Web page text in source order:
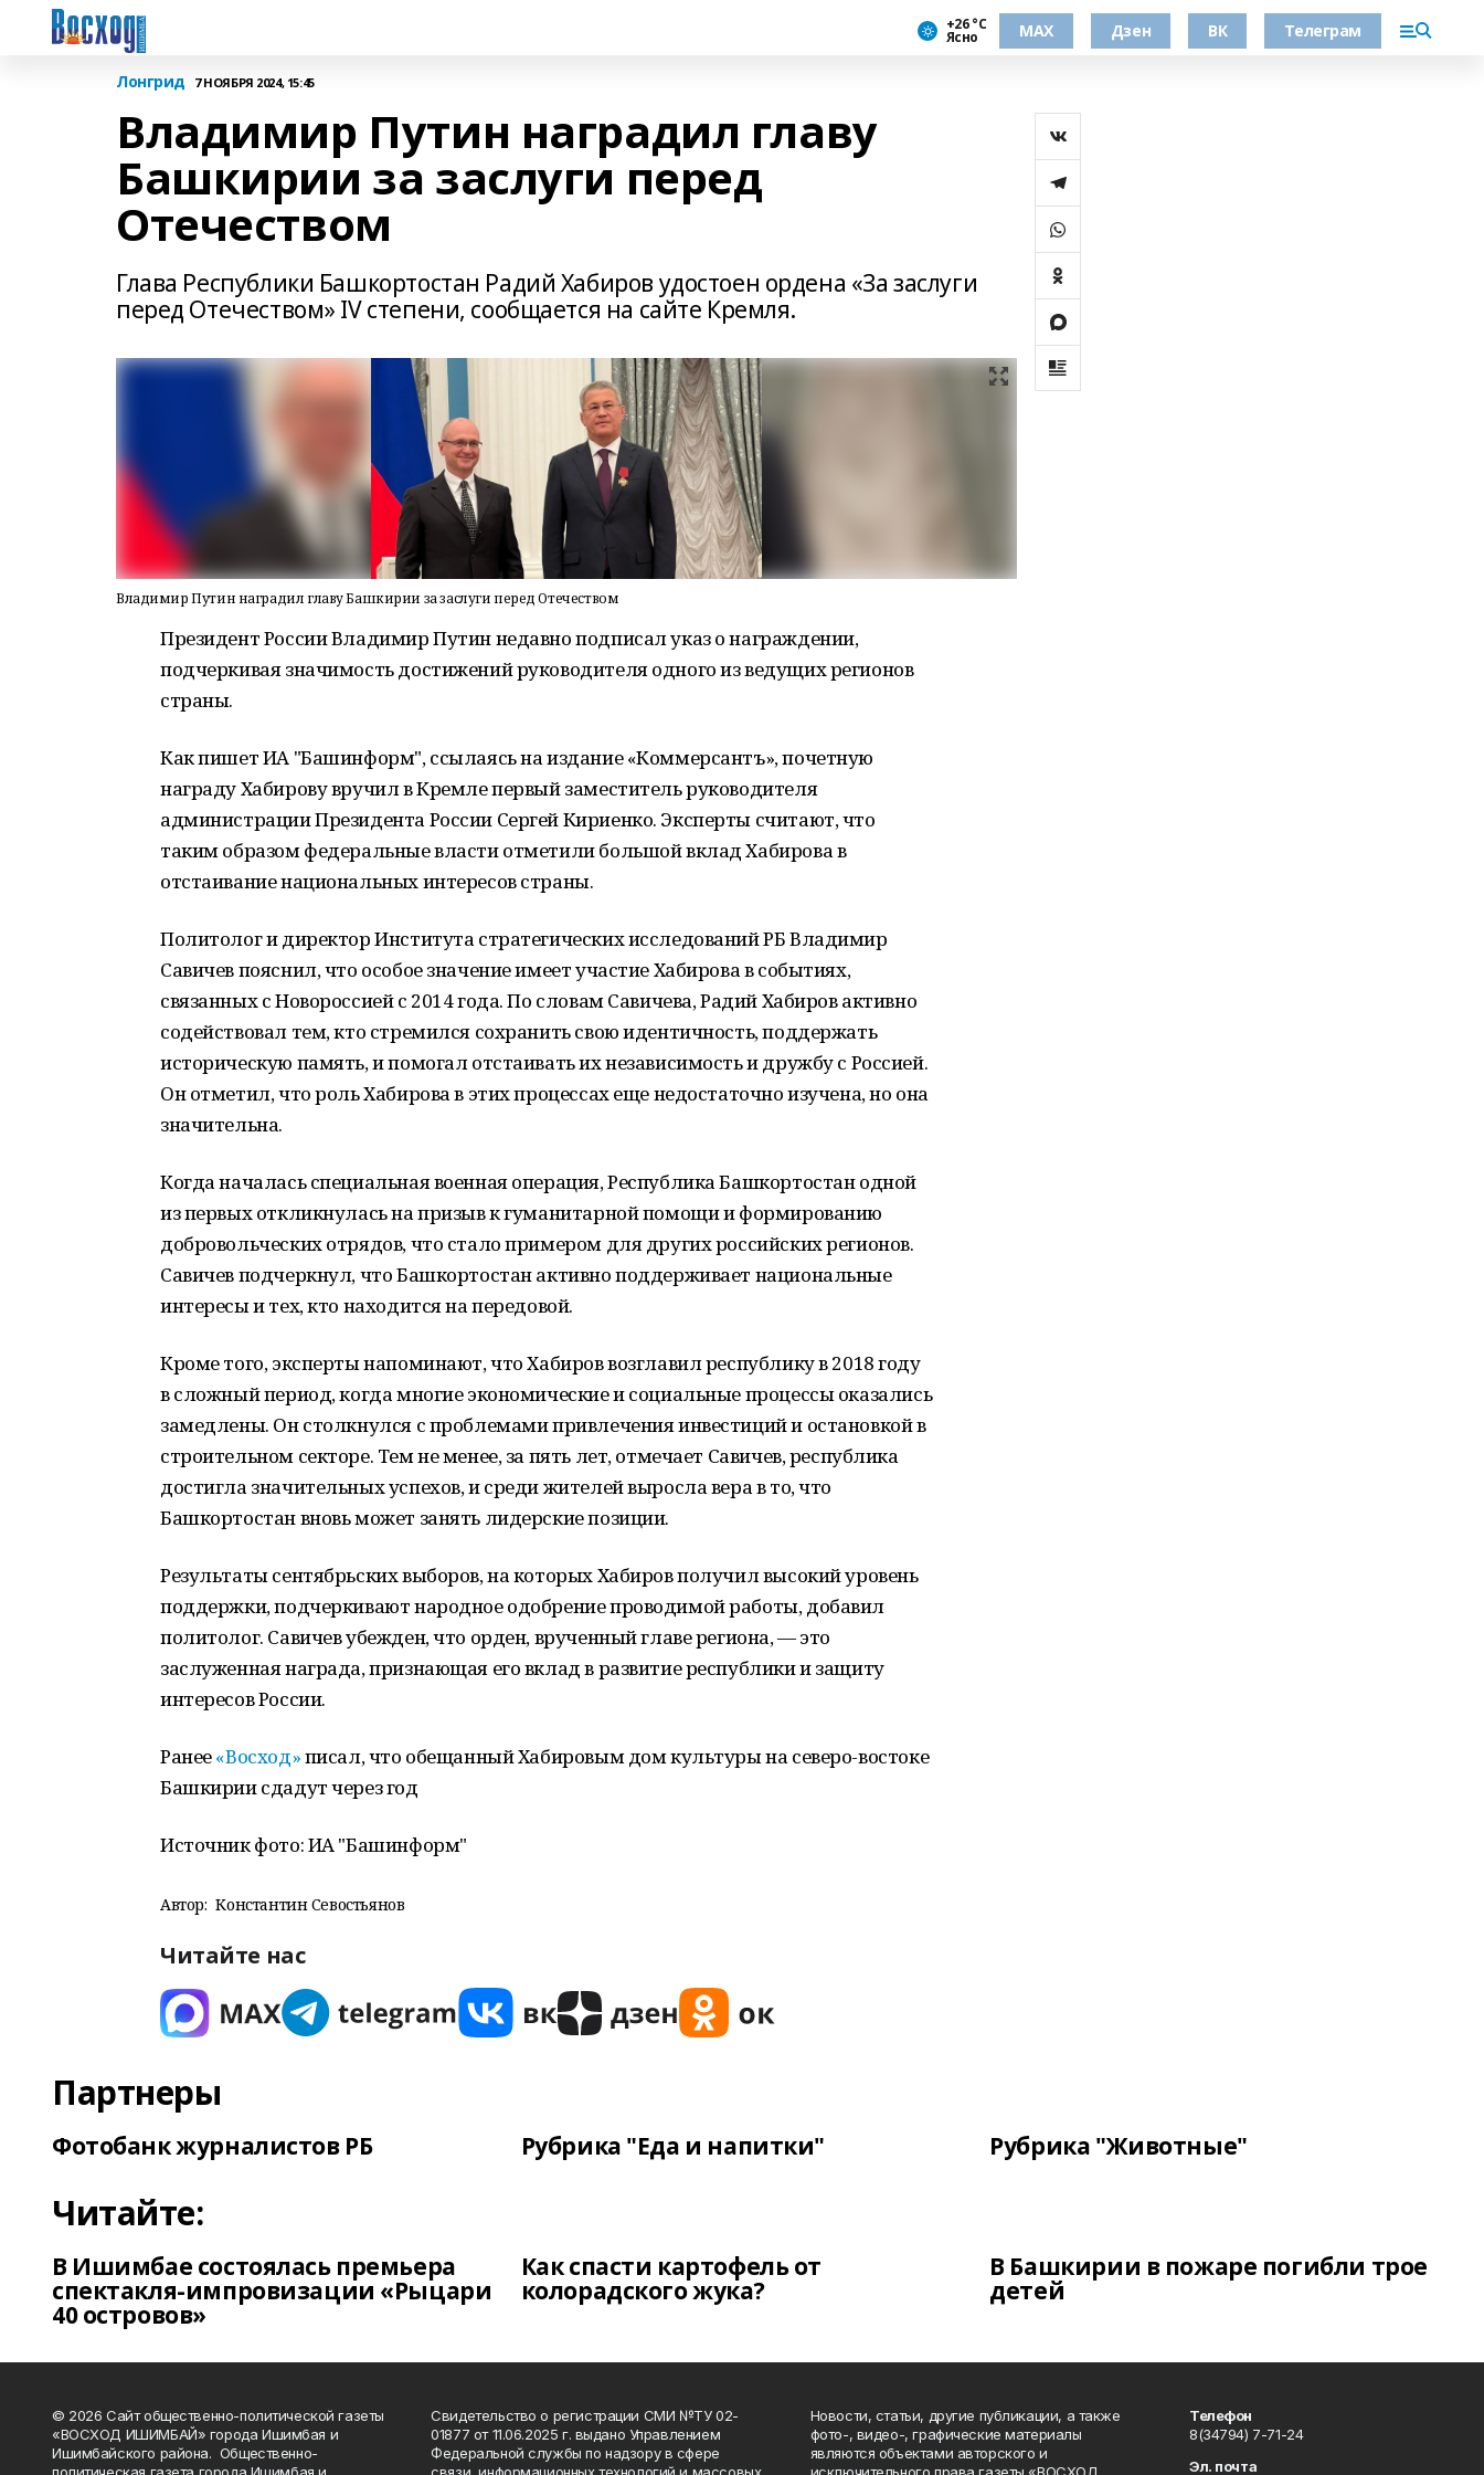
+26 °С
Ясно МАХ Дзен ВК Телеграм
Лонгрид 7 НОЯБРЯ 2024, 15:45
Владимир Путин наградил главу
Башкирии за заслуги перед
Отечеством
Глава Республики Башкортостан Радий Хабиров удостоен ордена «За заслуги
перед Отечеством» IV степени, сообщается на сайте Кремля.
Владимир Путин наградил главу Башкирии за заслуги перед Отечеством
Президент России Владимир Путин недавно подписал указ о награждении,
подчеркивая значимость достижений руководителя одного из ведущих регионов
страны.
Как пишет ИА "Башинформ", ссылаясь на издание «Коммерсантъ», почетную
награду Хабирову вручил в Кремле первый заместитель руководителя
администрации Президента России Сергей Кириенко. Эксперты считают, что
таким образом федеральные власти отметили большой вклад Хабирова в
отстаивание национальных интересов страны.
Политолог и директор Института стратегических исследований РБ Владимир
Савичев пояснил, что особое значение имеет участие Хабирова в событиях,
связанных с Новороссией с 2014 года. По словам Савичева, Радий Хабиров активно
содействовал тем, кто стремился сохранить свою идентичность, поддержать
историческую память, и помогал отстаивать их независимость и дружбу с Россией.
Он отметил, что роль Хабирова в этих процессах еще недостаточно изучена, но она
значительна.
Когда началась специальная военная операция, Республика Башкортостан одной
из первых откликнулась на призыв к гуманитарной помощи и формированию
добровольческих отрядов, что стало примером для других российских регионов.
Савичев подчеркнул, что Башкортостан активно поддерживает национальные
интересы и тех, кто находится на передовой.
Кроме того, эксперты напоминают, что Хабиров возглавил республику в 2018 году
в сложный период, когда многие экономические и социальные процессы оказались
замедлены. Он столкнулся с проблемами привлечения инвестиций и остановкой в
строительном секторе. Тем не менее, за пять лет, отмечает Савичев, республика
достигла значительных успехов, и среди жителей выросла вера в то, что
Башкортостан вновь может занять лидерские позиции.
Результаты сентябрьских выборов, на которых Хабиров получил высокий уровень
поддержки, подчеркивают народное одобрение проводимой работы, добавил
политолог. Савичев убежден, что орден, врученный главе региона, — это
заслуженная награда, признающая его вклад в развитие республики и защиту
интересов России.
Ранее«Восход»писал, что обещанный Хабировым дом культуры на северо-востоке
Башкирии сдадут через год
Источник фото: ИА "Башинформ"
Автор: Константин Севостьянов
Читайте нас
Партнеры
Фотобанк журналистов РБ Рубрика "Еда и напитки" Рубрика "Животные"
Читайте:
В Ишимбае состоялась премьера
спектакля-импровизации «Рыцари
40 островов»
Как спасти картофель от
колорадского жука?
В Башкирии в пожаре погибли трое
детей
© 2026 Сайт общественно-политической газеты
«ВОСХОД ИШИМБАЙ» города Ишимбая и
Ишимбайского района. Общественно-
Свидетельство о регистрации СМИ №ТУ 02-
01877 от 11.06.2025 г. выдано Управлением
Федеральной службы по надзору в сфере
Новости, статьи, другие публикации, а также
фото-, видео-, графические материалы
являются объектами авторского и
Телефон
8(34794) 7-71-24
Эл. почта